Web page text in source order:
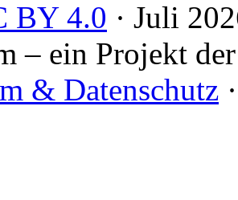
BY 4.0 · Juli
– ein Projekt der
& Datenschutz ·